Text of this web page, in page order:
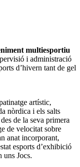
multiesportiu
i administració
d’hivern tant de gel
artístic,
nòrdica i els salts
de la seva primera
de velocitat sobre
anat incorporant,
esports d’exhibició
uns Jocs.